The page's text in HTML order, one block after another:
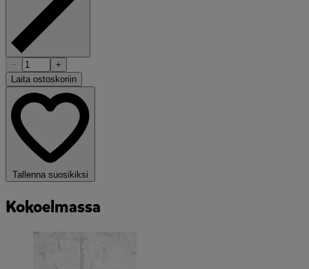
−
+
Laita ostoskoriin
Tallenna suosikiksi
Kokoelmassa